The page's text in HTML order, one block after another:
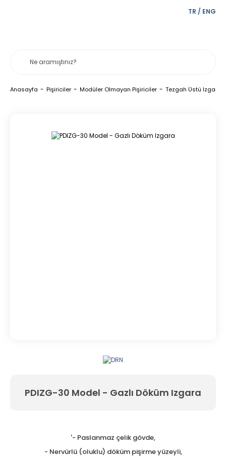
TR / ENG
Anasayfa Pişiriciler Modüler Olmayan Pişiriciler Tezgah Üstü
PDIZG-30 Model - Gazlı Döküm Izgara
'- Paslanmaz çelik gövde,
- Nervürlü (oluklu) döküm pişirme yüzeyli,